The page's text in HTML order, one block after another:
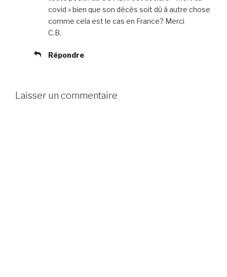
covid » bien que son décès soit dû à autre chose
comme cela est le cas en France? Merci
C.B.
Répondre
Laisser un commentaire